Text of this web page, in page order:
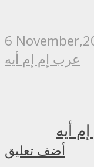
6
عرب إم إم أيه
أيه
أضف تعليق